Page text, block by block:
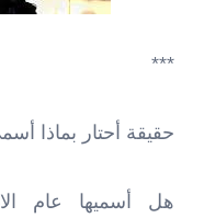
***
حقيقة أحتار بماذا أسمي
هل أسميها عام